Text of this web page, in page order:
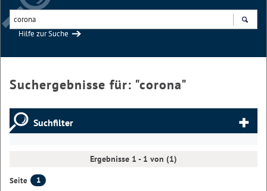
Hilfe zur Suche
Suchergebnisse für: "corona"
Suchfilter
Ergebnisse 1 - 1 von (1)
Seite
1